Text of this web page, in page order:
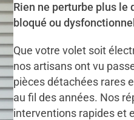
Rien ne perturbe plus le
bloqué ou
Que votre volet soit
nos artisans ont vu
pièces détachées rares
au fil des années. Nos
interventions rapides et